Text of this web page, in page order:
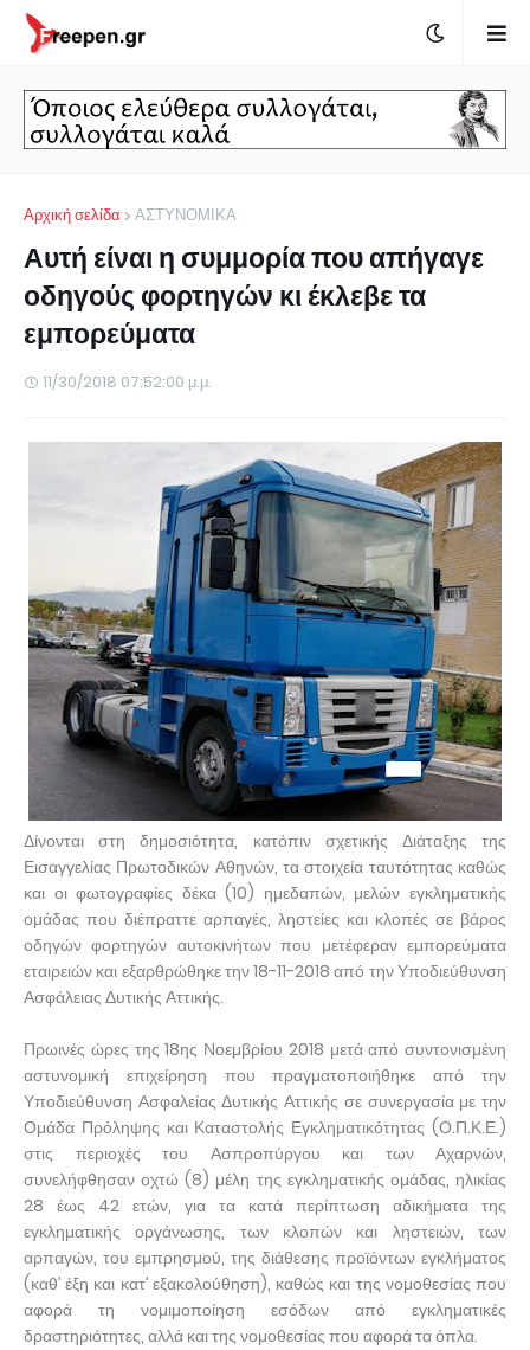
Αρχική σελίδα ΑΣΤΥΝΟΜΙΚΑ
Αυτή είναι η συμμορία που απήγαγε
οδηγούς φορτηγών κι έκλεβε τα
εμπορεύματα
11/30/2018 07:52:00 μ.μ.
Δίνονται στη δημοσιότητα, κατόπιν σχετικής Διάταξης της
Εισαγγελίας Πρωτοδικών Αθηνών, τα στοιχεία ταυτότητας καθώς
και οι φωτογραφίες δέκα (10) ημεδαπών, μελών εγκληματικής
ομάδας που διέπραττε αρπαγές, ληστείες και κλοπές σε βάρος
οδηγών φορτηγών αυτοκινήτων που μετέφεραν εμπορεύματα
εταιρειών και εξαρθρώθηκε την 18-11-2018 από την Υποδιεύθυνση
Ασφάλειας Δυτικής Αττικής.
Πρωινές ώρες της 18ης Νοεμβρίου 2018 μετά από συντονισμένη
αστυνομική επιχείρηση που πραγματοποιήθηκε από την
Υποδιεύθυνση Ασφαλείας Δυτικής Αττικής σε συνεργασία με την
Ομάδα Πρόληψης και Καταστολής Εγκληματικότητας (Ο.Π.Κ.Ε.)
στις περιοχές του Ασπροπύργου και των Αχαρνών,
συνελήφθησαν οχτώ (8) μέλη της εγκληματικής ομάδας, ηλικίας
28 έως 42 ετών, για τα κατά περίπτωση αδικήματα της
εγκληματικής οργάνωσης, των κλοπών και ληστειών, των
αρπαγών, του εμπρησμού, της διάθεσης προϊόντων εγκλήματος
(καθ’ έξη και κατ’ εξακολούθηση), καθώς και της νομοθεσίας που
αφορά τη νομιμοποίηση εσόδων από εγκληματικές
δραστηριότητες, αλλά και της νομοθεσίας που αφορά τα όπλα.